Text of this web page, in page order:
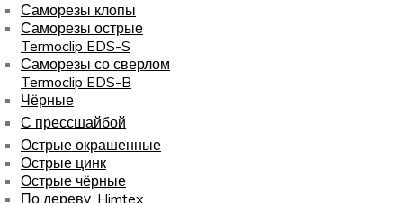
Саморезы клопы
Саморезы острые
Termoclip EDS-S
Саморезы со сверлом
Termoclip EDS-B
Чёрные
С прессшайбой
Острые окрашенные
Острые цинк
Острые чёрные
По дереву, Himtex